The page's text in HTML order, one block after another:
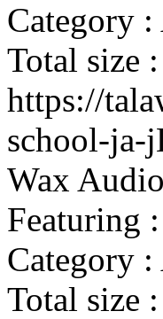
Category
Total size
https://
school-ja-
Wax
Featuring
Category
Total size